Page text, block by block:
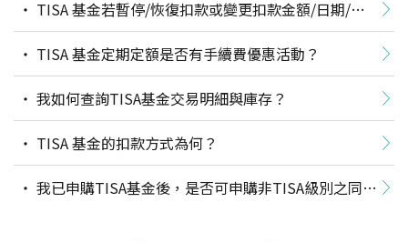
號，仍享有手續費優惠嗎？
TISA 基金定期定額是否有手續費優惠活動？
我如何查詢TISA基金交易明細與庫存？
TISA 基金的扣款方式為何？